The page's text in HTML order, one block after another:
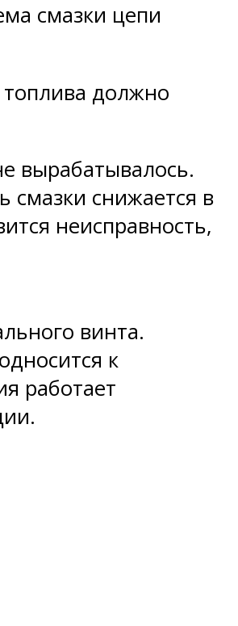
смазки цепи
должно
вырабатывалось.
снижается в
неисправность,
винта.
к
работает